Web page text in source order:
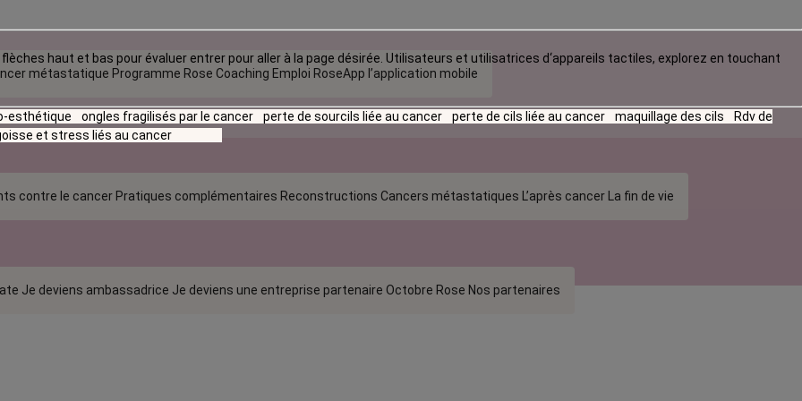
métastatique Programme Rose Coaching Emploi RoseApp l’application mobile
contre le cancer Pratiques complémentaires Reconstructions Cancers métastatiques L’après cancer La fin de vie
Je deviens ambassadrice Je deviens une entreprise partenaire Octobre Rose Nos partenaires
haut et bas pour évaluer entrer pour aller à la page désirée. Utilisateurs et utilisatrices d‘appareils tactiles, explorez en touchant
esthétique ongles fragilisés par le cancer perte de sourcils liée au cancer perte de cils liée au cancer maquillage des cils
Rdv de
et stress liés au cancer